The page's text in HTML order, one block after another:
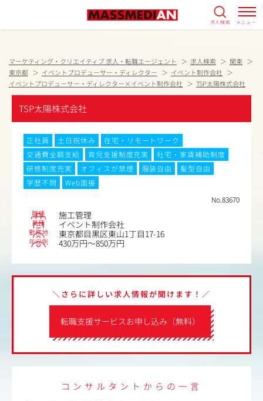
求人検索 メニュー
マーケティング・クリエイティブ 求人・転職エージェント 求人検索
関東
東京都
イベントプロデューサー・ディレクター
イベント制作会社
イベントプロデューサー・ディレクター×イベント制作会社
TSP太陽株式会社
TSP太陽株式会社
正社員 土日祝休み
在宅・リモートワーク
交通費全額支給
育児支援制度充実
社宅・家賃補助制度
研修制度充実
オフィスが禁煙 服装自由
髪型自由
学歴不問
Web面接
No.83670
職種 施工管理
業種 イベント制作会社
勤務地 東京都目黒区東山1丁目17-16
年収例 430万円～850万円
転職支援サービスお申し込み（無料）
＼さらに詳しい求人情報が聞けます！／
コンサルタントからの一言